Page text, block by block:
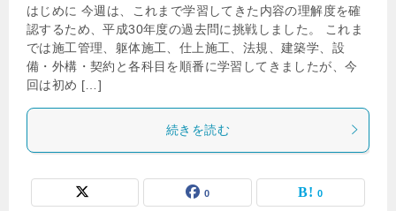
はじめに 今週は、これまで学習してきた内容の理解度を確
認するため、平成30年度の過去問に挑戦しました。 これま
では施工管理、躯体施工、仕上施工、法規、建築学、設
備・外構・契約と各科目を順番に学習してきましたが、今
回は初め […]
続きを読む
0 0